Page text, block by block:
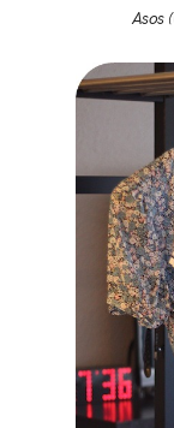
Asos